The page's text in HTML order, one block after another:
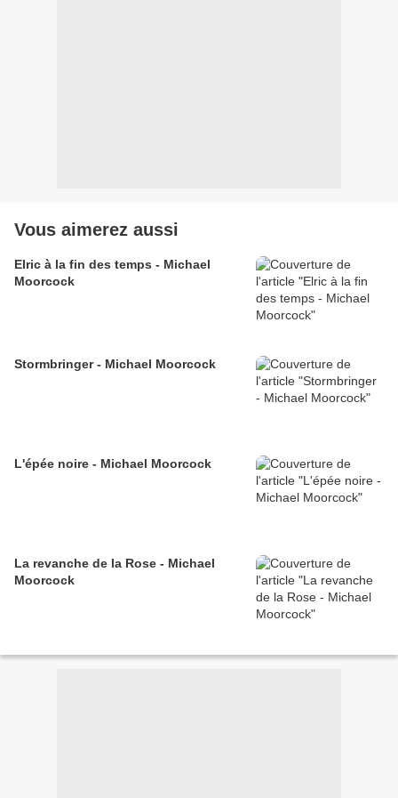
Vous aimerez aussi
Elric à la fin des temps - Michael
Moorcock
Stormbringer - Michael Moorcock
L'épée noire - Michael Moorcock
La revanche de la Rose - Michael
Moorcock